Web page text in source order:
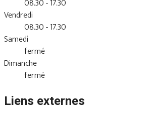
08.30 - 17.30
Vendredi
08.30 - 17.30
Samedi
fermé
Dimanche
fermé
Liens externes